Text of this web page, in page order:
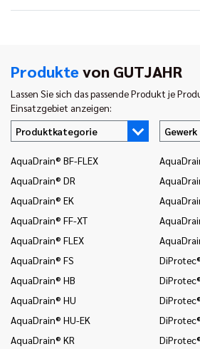
Produktevon GUTJAHR
Lassen Sie sich das passende Produkt je
Einsatzgebiet anzeigen:
Produktkategorie
Gewerk
AquaDrain® BF-FLEX
AquaDrain® DR
AquaDrain® EK
AquaDrain® FF-XT
AquaDrain® FLEX
AquaDrain® FS
AquaDrain® HB
AquaDrain® HU
AquaDrain® HU-EK
AquaDrain® KR